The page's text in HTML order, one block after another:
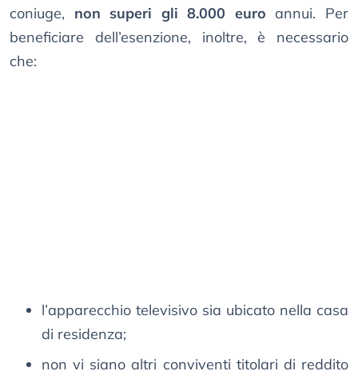
coniuge, non superi gli 8.000 euro annui. Per
beneficiare dell’esenzione, inoltre, è necessario
che:
l’apparecchio televisivo sia ubicato nella casa
di residenza;
non vi siano altri conviventi titolari di reddito